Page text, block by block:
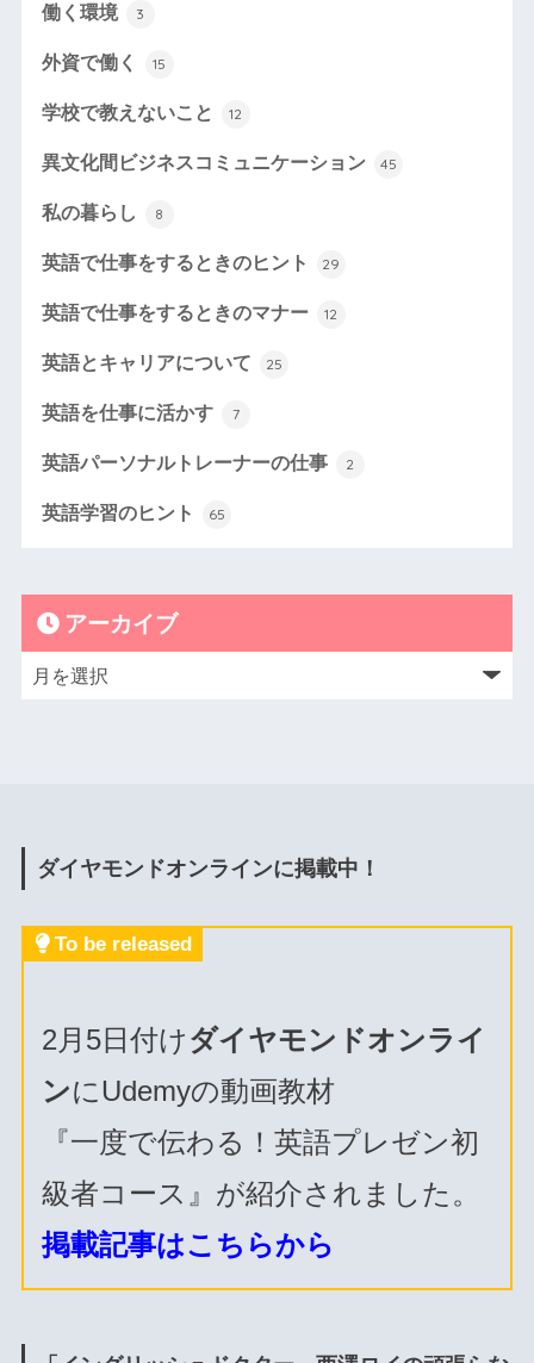
働く環境 3
外資で働く 15
学校で教えないこと 12
異文化間ビジネスコミュニケーション 45
私の暮らし 8
英語で仕事をするときのヒント 29
英語で仕事をするときのマナー 12
英語とキャリアについて 25
英語を仕事に活かす 7
英語パーソナルトレーナーの仕事 2
英語学習のヒント 65
アーカイブ
ダイヤモンドオンラインに掲載中！
To be released
2月5日付けダイヤモンドオンライ
ンにUdemyの動画教材
『一度で伝わる！英語プレゼン初
級者コース』が紹介されました。
掲載記事はこちらから